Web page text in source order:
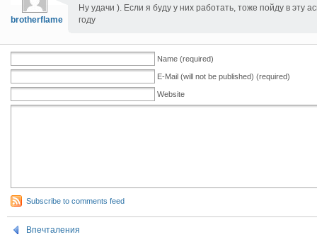
brotherflame
Ну удачи ). Если я буду у них работать, тоже пойду в эту
году
Name (required)
E-Mail (will not be published) (required)
Website
Subscribe to comments feed
Впечталения